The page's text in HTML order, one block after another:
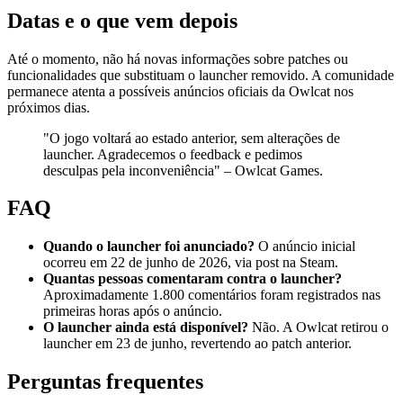
Datas e o que vem depois
Até o momento, não há novas informações sobre patches ou
funcionalidades que substituam o launcher removido. A comunidade
permanece atenta a possíveis anúncios oficiais da Owlcat nos
próximos dias.
"O jogo voltará ao estado anterior, sem alterações de
launcher. Agradecemos o feedback e pedimos
desculpas pela inconveniência" – Owlcat Games.
FAQ
Quando o launcher foi anunciado? O anúncio inicial
ocorreu em 22 de junho de 2026, via post na Steam.
Quantas pessoas comentaram contra o launcher?
Aproximadamente 1.800 comentários foram registrados nas
primeiras horas após o anúncio.
O launcher ainda está disponível? Não. A Owlcat retirou o
launcher em 23 de junho, revertendo ao patch anterior.
Perguntas frequentes